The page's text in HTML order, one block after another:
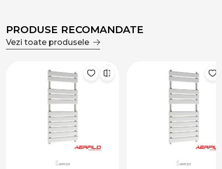
PRODUSE RECOMANDATE
Vezi toate produsele